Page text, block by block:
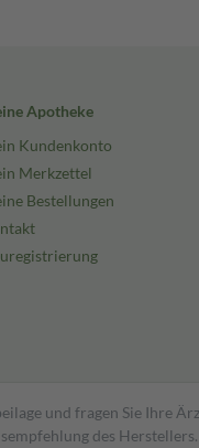
Apotheke
Kundenkonto
Merkzettel
Bestellungen
und fragen Sie
des